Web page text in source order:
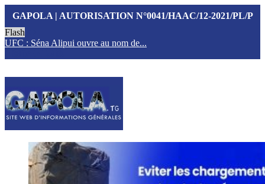
GAPOLA | AUTORISATION N°0041/HAAC/12-2021/PL/P
Flash
UFC : Séna Alipui ouvre au nom de...